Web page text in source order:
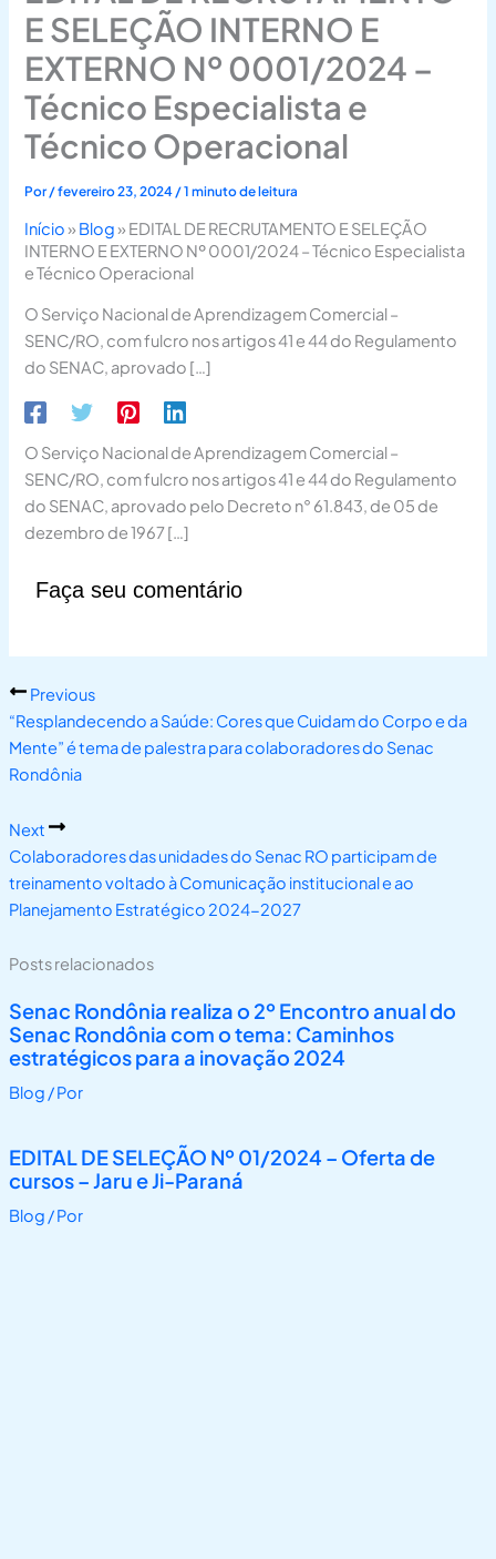
E SELEÇÃO INTERNO E
EXTERNO Nº 0001/2024 –
Técnico Especialista e
Técnico Operacional
Por/fevereiro 23, 2024 /1 minuto de leitura
Início» Blog» EDITAL DE RECRUTAMENTO E SELEÇÃO
INTERNO E EXTERNO Nº 0001/2024 – Técnico Especialista
e Técnico Operacional
O Serviço Nacional de Aprendizagem Comercial –
SENC/RO, com fulcro nos artigos 41 e 44 do Regulamento
do SENAC, aprovado […]
O Serviço Nacional de Aprendizagem Comercial –
SENC/RO, com fulcro nos artigos 41 e 44 do Regulamento
do SENAC, aprovado pelo Decreto n° 61.843, de 05 de
dezembro de 1967 […]
Faça seu comentário
Previous
“Resplandecendo a Saúde: Cores que Cuidam do Corpo e da
Mente” é tema de palestra para colaboradores do Senac
Rondônia
Next
Colaboradores das unidades do Senac RO participam de
treinamento voltado à Comunicação institucional e ao
Planejamento Estratégico 2024-2027
Posts relacionados
Senac Rondônia realiza o 2º Encontro anual do
Senac Rondônia com o tema: Caminhos
estratégicos para a inovação 2024
Blog / Por
EDITAL DE SELEÇÃO Nº 01/2024 – Oferta de
cursos – Jaru e Ji-Paraná
Blog / Por